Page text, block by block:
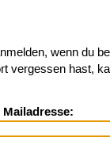
wenn du
vergessen hast,